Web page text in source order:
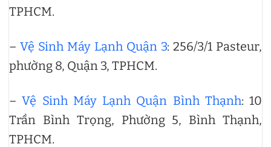
TPHCM.
– Vệ Sinh Máy Lạnh Quận 3: 256/3/1 Pasteur,
phường 8, Quận 3, TPHCM.
–Vệ Sinh Máy Lạnh Quận Bình Thạnh: 10
Trần Bình Trọng, Phường 5, Bình Thạnh,
TPHCM.